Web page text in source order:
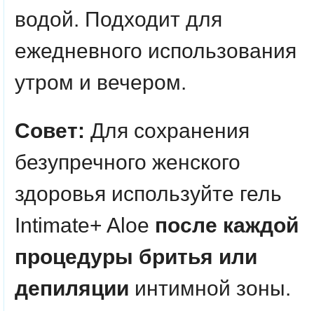
водой. Подходит для
ежедневного использования
утром и вечером.
Совет: Для сохранения
безупречного женского
здоровья используйте гель
Intimate+ Aloe после каждой
процедуры бритья или
депиляции интимной зоны.